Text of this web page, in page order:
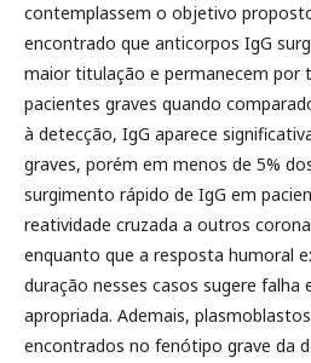
contemplassem o objetivo
encontrado que anticorpos IgG
maior titulação e permanecem por
pacientes graves quando
à detecção, IgG aparece
graves, porém em menos de 5%
surgimento rápido de IgG em
reatividade cruzada a outros
enquanto que a resposta humoral
duração nesses casos sugere
apropriada. Ademais,
encontrados no fenótipo grave da